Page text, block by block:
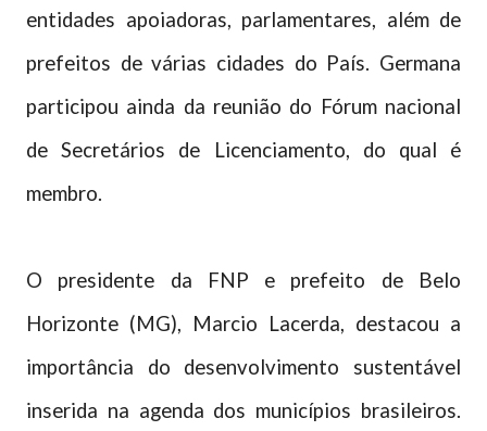
entidades apoiadoras, parlamentares, além de
prefeitos de várias cidades do País. Germana
participou ainda da reunião do Fórum nacional
de Secretários de Licenciamento, do qual é
membro.
O presidente da FNP e prefeito de Belo
Horizonte (MG), Marcio Lacerda, destacou a
importância do desenvolvimento sustentável
inserida na agenda dos municípios brasileiros.